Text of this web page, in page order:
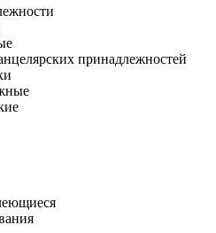
принадлежностей